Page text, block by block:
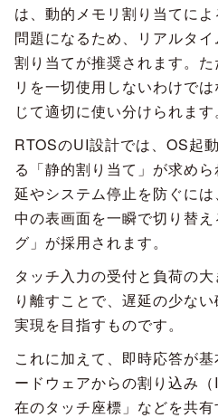
は、動的メモリ割り当てに
問題になるため、リアルタ
割り当てが推奨されます。
リを一切使用しないわけで
じて適切に使い分けられます
RTOSのUI設計では、OS起
る「静的割り当て」が求め
延やシステム停止を防ぐに
中の表画面を一瞬で切り替
グ」が採用されます。
タッチ入力の受付と負荷の
り離すことで、遅延の少な
実現を目指すものです。
これに加えて、即時応答が
ードウェアからの割り込み
在のタッチ座標」などを共